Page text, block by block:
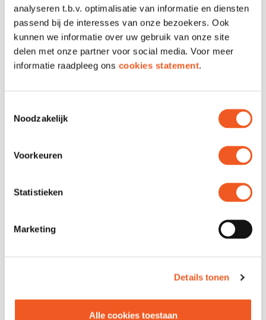
analyseren t.b.v. optimalisatie van informatie en diensten
passend bij de interesses van onze bezoekers. Ook
kunnen we informatie over uw gebruik van onze site
delen met onze partner voor social media. Voor meer
informatie raadpleeg ons cookies statement.
Noodzakelijk
Voorkeuren
Statistieken
Marketing
Details tonen
Alle cookies toestaan
Saturday
26 December
10.00 - 18.00
NEW YEAR
Thursday
31 December
10.00 - 18.00
The restaurants on the side of Markthal
and Albert Heijn have their own opening